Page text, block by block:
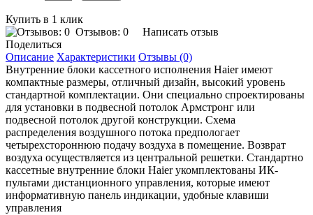
Купить в 1 клик
Отзывов: 0
Написать отзыв
Поделиться
Описание Характеристики Отзывы (0)
Внутренние блоки кассетного исполнения Haier имеют
компактные размеры, отличный дизайн, высокий уровень
стандартной комплектации. Они специально спроектированы
для установки в подвесной потолок Армстронг или
подвесной потолок другой конструкции. Схема
распределения воздушного потока предпологает
четырехстороннюю подачу воздуха в помещение. Возврат
воздуха осуществляется из центральной решетки. Стандартно
кассетные внутренние блоки Haier укомплектованы ИК-
пультами дистанционного управления, которые имеют
информативную панель индикации, удобные клавиши
управления